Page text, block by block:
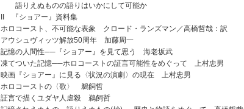
語りえぬものの語りはいかにして可能か
II 『ショアー』資料集
ホロコースト、不可能な表象 クロード・ランズマン／高橋哲哉：訳
アウシュヴィッツ解放50周年 加藤周一
記憶の人間性──『ショアー』を見て思う 海老坂武
凍てついた記憶──ホロコーストの証言可能性をめぐって 上村忠男
映画『ショアー』に見る〈状況の演劇〉の現在 上村忠男
ホロコーストの〈歌〉 鵜飼哲
証言で描くユダヤ人虐殺 鵜飼哲